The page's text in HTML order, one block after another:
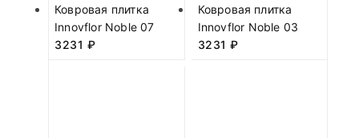
Ковровая плитка
Innovflor Noble 07
3231 ₽
Ковровая плитка
Innovflor Noble 03
3231 ₽